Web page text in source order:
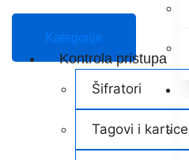
Kategorije
Kontrola pristupa
Šifratori
Tagovi i kartice